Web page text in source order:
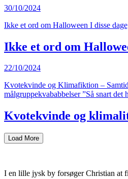
30/10/2024
Ikke et ord om Halloween I disse
Ikke et ord om
22/10/2024
Kvotekvinde og Klimafiktion –
målgruppekvababbelser ”Så snart det
Kvotekvinde og
Load More
I en lille jysk by forsøger Christian at